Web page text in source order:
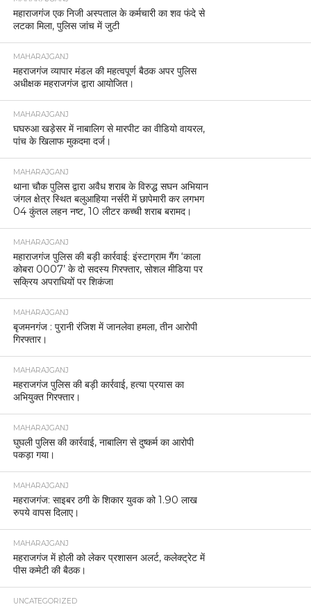
महाराजगंज एक निजी अस्पताल के कर्मचारी का शव फंदे से
लटका मिला, पुलिस जांच में जुटी
MAHARAJGANJ
महराजगंज व्यापार मंडल की महत्वपूर्ण बैठक अपर पुलिस
अधीक्षक महराजगंज द्वारा आयोजित।
MAHARAJGANJ
घघरुआ खड़ेसर में नाबालिग से मारपीट का वीडियो वायरल,
पांच के खिलाफ मुकदमा दर्ज।
MAHARAJGANJ
थाना चौक पुलिस द्वारा अवैध शराब के विरुद्ध सघन अभियान
जंगल क्षेत्र स्थित बलुआहिया नर्सरी में छापेमारी कर लगभग
04 कुंतल लहन नष्ट, 10 लीटर कच्ची शराब बरामद।
MAHARAJGANJ
महाराजगंज पुलिस की बड़ी कार्रवाई: इंस्टाग्राम गैंग ‘काला
कोबरा 0007’ के दो सदस्य गिरफ्तार, सोशल मीडिया पर
सक्रिय अपराधियों पर शिकंजा
MAHARAJGANJ
बृजमनगंज : पुरानी रंजिश में जानलेवा हमला, तीन आरोपी
गिरफ्तार।
MAHARAJGANJ
महराजगंज पुलिस की बड़ी कार्रवाई, हत्या प्रयास का
अभियुक्त गिरफ्तार।
MAHARAJGANJ
घुघली पुलिस की कार्रवाई, नाबालिग से दुष्कर्म का आरोपी
पकड़ा गया।
MAHARAJGANJ
महराजगंज: साइबर ठगी के शिकार युवक को 1.90 लाख
रुपये वापस दिलाए।
MAHARAJGANJ
महराजगंज में होली को लेकर प्रशासन अलर्ट, कलेक्ट्रेट में
पीस कमेटी की बैठक।
UNCATEGORIZED